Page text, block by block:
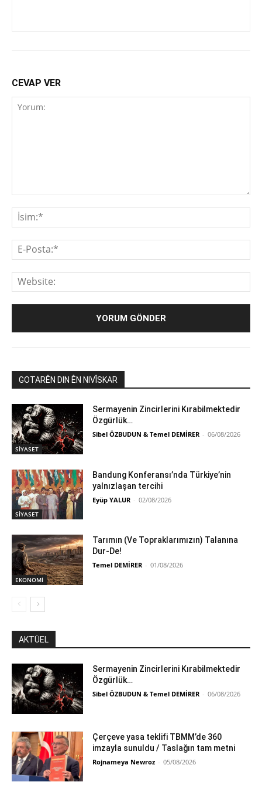
CEVAP VER
GOTARÊN DIN ÊN NIVÎSKAR
SİYASET
Sermayenin Zincirlerini Kırabilmektedir
Özgürlük…
Sibel ÖZBUDUN & Temel DEMİRER - 06/08/2026
SİYASET
Bandung Konferansı’nda Türkiye’nin
yalnızlaşan tercihi
Eyüp YALUR - 02/08/2026
EKONOMİ
Tarımın (Ve Topraklarımızın) Talanına
Dur-De!
Temel DEMİRER - 01/08/2026
AKTÜEL
Sermayenin Zincirlerini Kırabilmektedir
Özgürlük…
Sibel ÖZBUDUN & Temel DEMİRER - 06/08/2026
Çerçeve yasa teklifi TBMM’de 360
imzayla sunuldu / Taslağın tam metni
Rojnameya Newroz - 05/08/2026